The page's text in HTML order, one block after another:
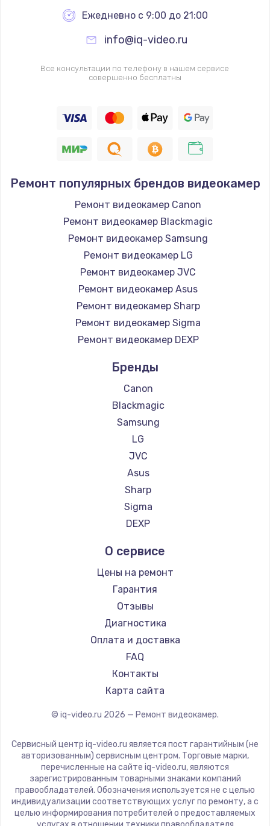
Ежедневно с 9:00 до 21:00
info@iq-video.ru
Все консультации по телефону в нашем сервисе
совершенно бесплатны
Ремонт популярных брендов видеокамер
Ремонт видеокамер Canon
Ремонт видеокамер Blackmagic
Ремонт видеокамер Samsung
Ремонт видеокамер LG
Ремонт видеокамер JVC
Ремонт видеокамер Asus
Ремонт видеокамер Sharp
Ремонт видеокамер Sigma
Ремонт видеокамер DEXP
Бренды
Canon
Blackmagic
Samsung
LG
JVC
Asus
Sharp
Sigma
DEXP
О сервисе
Цены на ремонт
Гарантия
Отзывы
Диагностика
Оплата и доставка
FAQ
Контакты
Карта сайта
© iq-video.ru 2026 — Ремонт видеокамер.
Сервисный центр iq-video.ru является пост гарантийным (не
авторизованным) сервисным центром. Торговые марки,
перечисленные на сайте iq-video.ru, являются
зарегистрированным товарными знаками компаний
правообладателей. Обозначения используется не с целью
индивидуализации соответствующих услуг по ремонту, а с
целью информирования потребителей о предоставляемых